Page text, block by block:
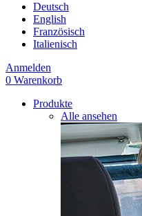
Deutsch
English
Französisch
Italienisch
Anmelden
0 Warenkorb
Produkte
Alle ansehen